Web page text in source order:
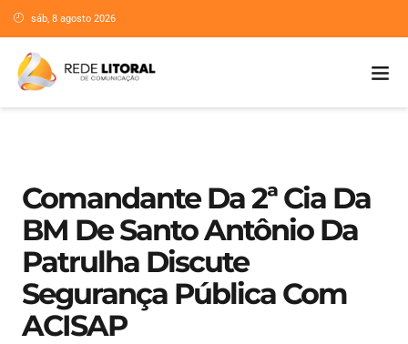
sáb, 8 agosto 2026
Comandante Da 2ª Cia Da
BM De Santo Antônio Da
Patrulha Discute
Segurança Pública Com
ACISAP